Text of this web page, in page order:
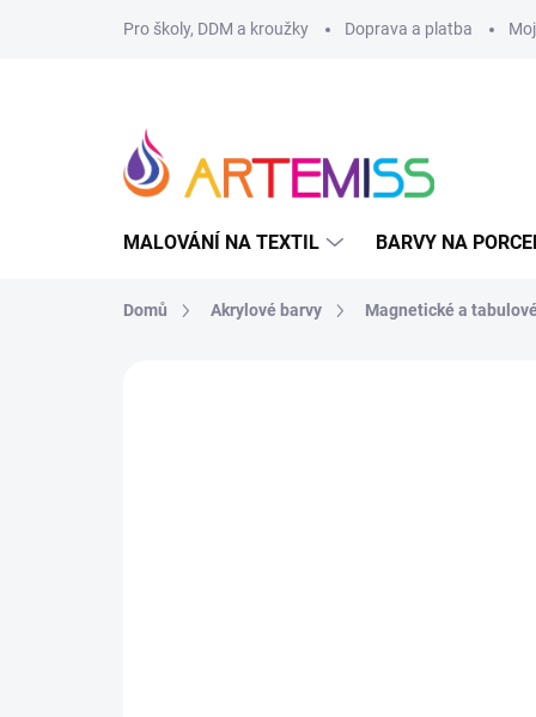
Pro školy, DDM a kroužky Doprava a platba
MALOVÁNÍ NA TEXTIL BARVY NA
Domů Akrylové barvy Magnetické a